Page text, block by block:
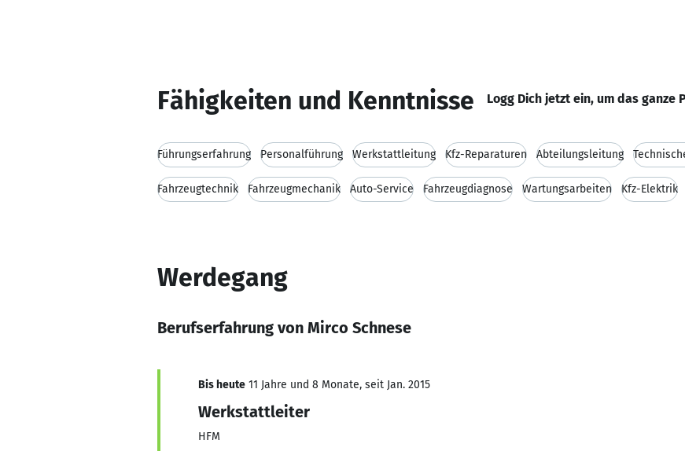
Fähigkeiten und Kenntnisse Logg Dich jetzt ein, um das ganze
Führungserfahrung Personalführung Werkstattleitung Kfz-Reparaturen Abteilungsleitung
Fahrzeugtechnik Fahrzeugmechanik Auto-Service Fahrzeugdiagnose Wartungsarbeiten Kfz-Elektrik
Werdegang
Berufserfahrung von Mirco Schnese
Bis heute 11 Jahre und 8 Monate, seit Jan. 2015
Werkstattleiter
HFM